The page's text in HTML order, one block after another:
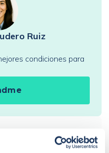
Ruiz
condiciones para